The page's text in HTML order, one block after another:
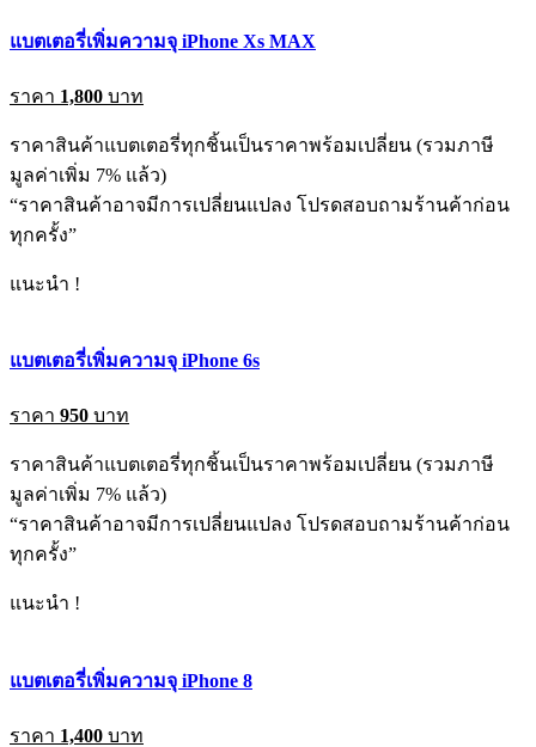
แบตเตอรี่เพิ่มความจุ iPhone Xs MAX
ราคา 1,800 บาท
ราคาสินค้าแบตเตอรี่ทุกชิ้นเป็นราคาพร้อมเปลี่ยน (รวมภาษี
มูลค่าเพิ่ม 7% แล้ว)
“ราคาสินค้าอาจมีการเปลี่ยนแปลง โปรดสอบถามร้านค้าก่อน
ทุกครั้ง”
แนะนำ !
แบตเตอรี่เพิ่มความจุ iPhone 6s
ราคา 950 บาท
ราคาสินค้าแบตเตอรี่ทุกชิ้นเป็นราคาพร้อมเปลี่ยน (รวมภาษี
มูลค่าเพิ่ม 7% แล้ว)
“ราคาสินค้าอาจมีการเปลี่ยนแปลง โปรดสอบถามร้านค้าก่อน
ทุกครั้ง”
แนะนำ !
แบตเตอรี่เพิ่มความจุ iPhone 8
ราคา 1,400 บาท